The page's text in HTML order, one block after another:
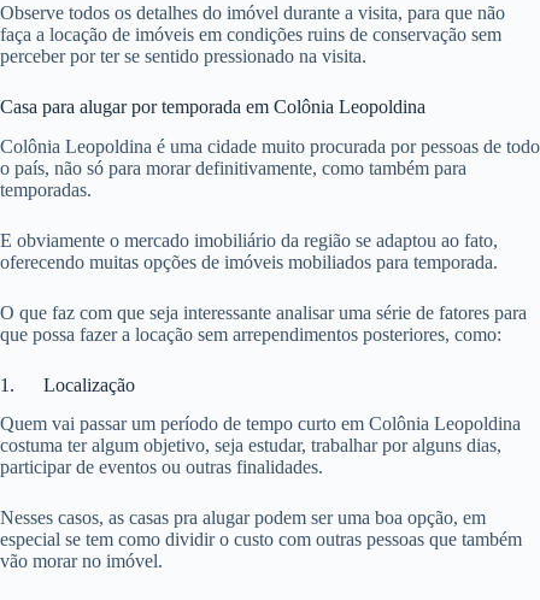
Observe todos os detalhes do imóvel durante a visita, para que não
faça a locação de imóveis em condições ruins de conservação sem
perceber por ter se sentido pressionado na visita.
Casa para alugar por temporada em Colônia Leopoldina
Colônia Leopoldina é uma cidade muito procurada por pessoas de todo
o país, não só para morar definitivamente, como também para
temporadas.
E obviamente o mercado imobiliário da região se adaptou ao fato,
oferecendo muitas opções de imóveis mobiliados para temporada.
O que faz com que seja interessante analisar uma série de fatores para
que possa fazer a locação sem arrependimentos posteriores, como:
1. Localização
Quem vai passar um período de tempo curto em Colônia Leopoldina
costuma ter algum objetivo, seja estudar, trabalhar por alguns dias,
participar de eventos ou outras finalidades.
Nesses casos, as casas pra alugar podem ser uma boa opção, em
especial se tem como dividir o custo com outras pessoas que também
vão morar no imóvel.